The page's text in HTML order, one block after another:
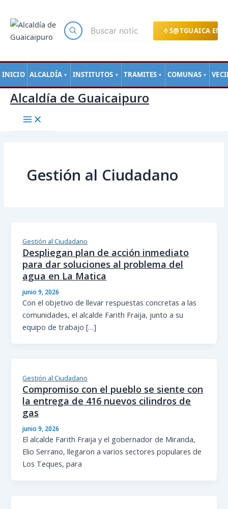
S@TGUAICA EN
INICIO ALCALDÍA ▼ INSTITUTOS ▼ TRAMITES ▼ COMUNAS ▼
contenido
Alcaldía de Guaicaipuro
Gestión al Ciudadano
Gestión al Ciudadano
Despliegan plan de acción inmediato
para dar soluciones al problema del
agua en La Matica
junio 9, 2026
Con el objetivo de llevar respuestas concretas a las
comunidades, el alcalde Farith Fraija, junto a su
equipo de trabajo […]
Gestión al Ciudadano
Compromiso con el pueblo se siente con
la entrega de 416 nuevos cilindros de
gas
junio 9, 2026
El alcalde Farith Fraija y el gobernador de Miranda,
Elio Serrano, llegaron a varios sectores populares de
Los Teques, para
de
entradas